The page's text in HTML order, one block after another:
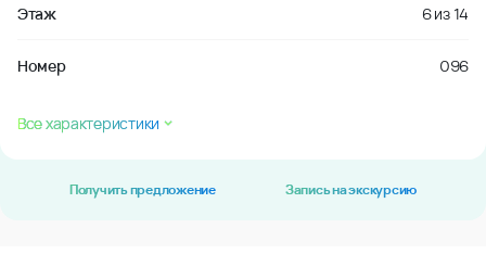
Этаж 6из14
Номер 096
Все характеристики
Получить предложение Запись на экскурсию